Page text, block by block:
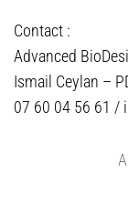
Contact :
Advanced
Ismail Ceylan –
07 60 04 56 61 /